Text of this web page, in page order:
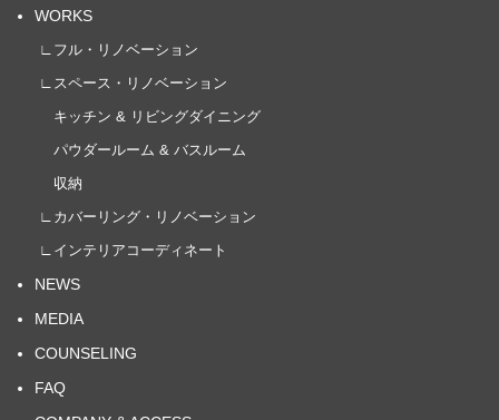
WORKS
∟フル・リノベーション
∟スペース・リノベーション
キッチン & リビングダイニング
パウダールーム & バスルーム
収納
∟カバーリング・リノベーション
∟インテリアコーディネート
NEWS
MEDIA
COUNSELING
FAQ